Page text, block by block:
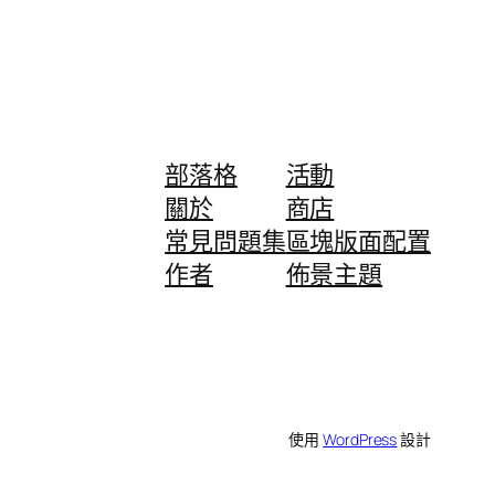
部落格
關於
常見問題集
作者
活動
商店
區塊版面配置
佈景主題
使用WordPress設計